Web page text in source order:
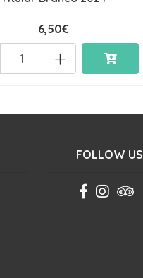
6,50€
+
FOLLOW US